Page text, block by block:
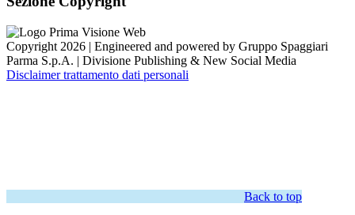
Copyright 2026 | Engineered and powered by Gruppo Spaggiari
Parma S.p.A. | Divisione Publishing & New Social Media
Disclaimer trattamento dati personali
Back to top